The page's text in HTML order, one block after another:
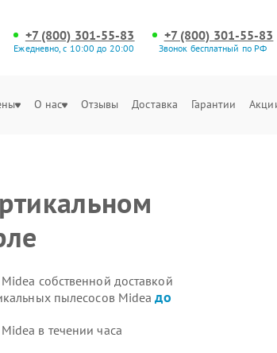
+7 (800) 301-55-83
Ежедневно, с 10:00 до 20:00
+7 (800) 301-55-83
Звонок бесплатный по РФ
О нас Отзывы Доставка Гарантии
собственной доставкой
пылесосов Mideaдо
в течении часа